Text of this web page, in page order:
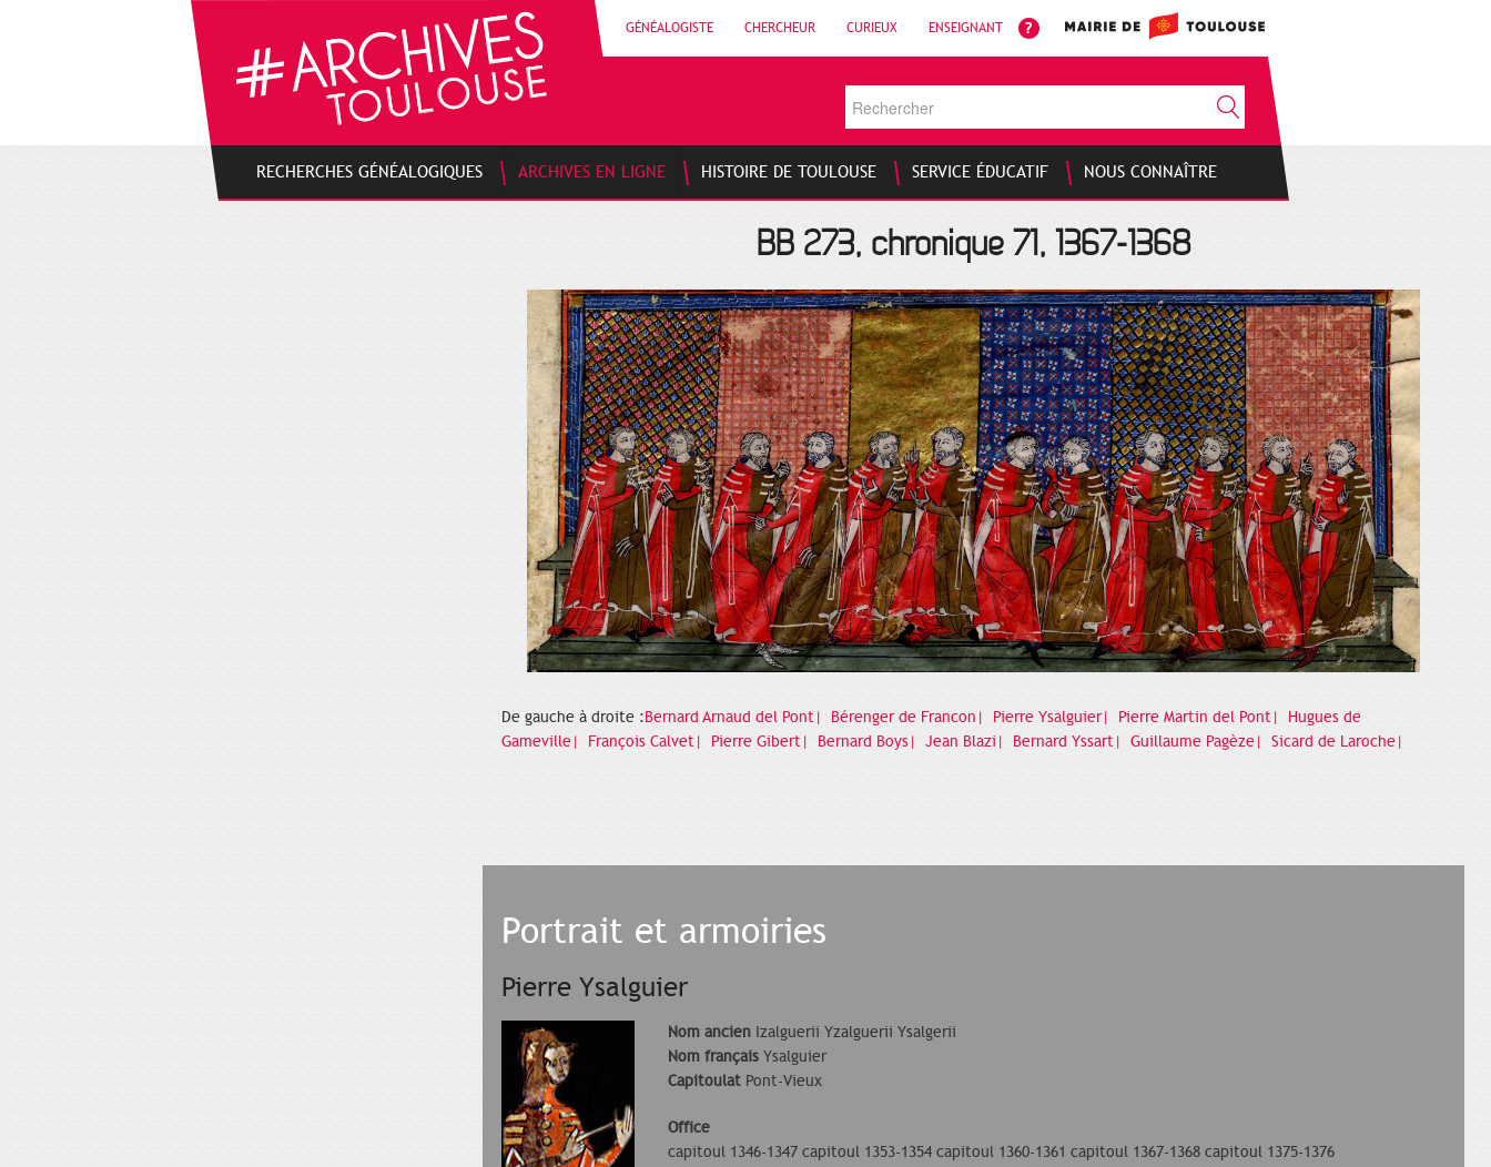
GÉNÉALOGISTE CHERCHEUR CURIEUX ENSEIGNANT
RECHERCHES GÉNÉALOGIQUES ARCHIVES EN LIGNE HISTOIRE DE TOULOUSE SERVICE ÉDUCATIF NOUS CONNAÎTRE
BB 273, chronique 71, 1367-1368
De gauche à droite :Bernard Arnaud del Pont| Bérenger de Francon| Pierre Ysalguier| Pierre Martin del Pont|
Hugues de
Gameville|
François Calvet| Pierre Gibert| Bernard Boys| Jean Blazi| Bernard Yssart| Guillaume Pagèze| Sicard de Laroche|
Portrait et armoiries
Pierre Ysalguier
Nom ancien Izalguerii Yzalguerii Ysalgerii
Nom françaisYsalguier
Capitoulat Pont-Vieux
Office
capitoul 1346-1347 capitoul 1353-1354 capitoul 1360-1361 capitoul 1367-1368 capitoul 1375-1376
Gestion de vos préférences sur les cookies